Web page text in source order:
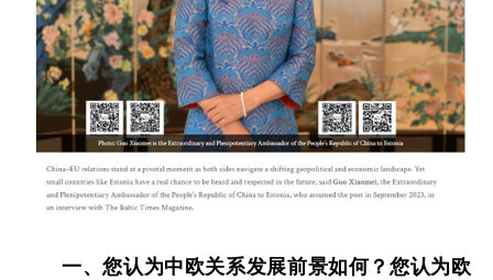
一、您认为中欧关系发展前景如何？您认为欧